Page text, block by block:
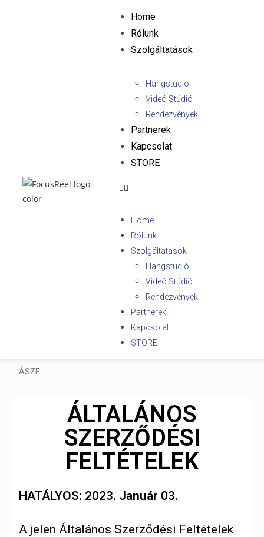
Home
Rólunk
Szolgáltatások
Hangstudió
Videó Stúdió
Rendezvények
Partnerek
Kapcsolat
STORE
Home
Rólunk
Szolgáltatások
Hangstudió
Videó Stúdió
Rendezvények
Partnerek
Kapcsolat
STORE
ÁSZF
ÁLTALÁNOS
SZERZŐDÉSI
FELTÉTELEK
HATÁLYOS: 2023. Január 03.
A jelen Általános Szerződési Feltételek